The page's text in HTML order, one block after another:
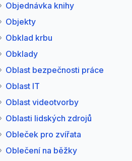
Objednávka knihy
Objekty
Obklad krbu
Obklady
Oblast bezpečnosti práce
Oblast IT
Oblast videotvorby
Oblasti lidských zdrojů
Obleček pro zvířata
Oblečení na běžky